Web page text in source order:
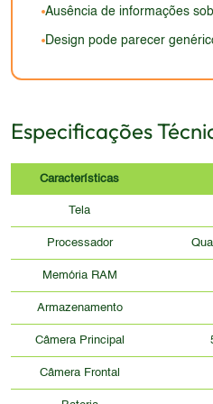
Ausência de informações
Design pode parecer
Especificações
Características
Tela
Processador
Memória RAM
Armazenamento
Câmera Principal
Câmera Frontal